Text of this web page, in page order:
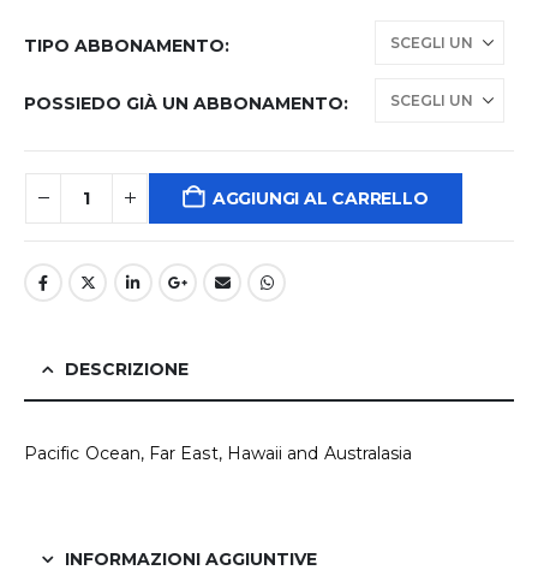
2.890,42 €
TIPO ABBONAMENTO
POSSIEDO GIÀ UN ABBONAMENTO
AGGIUNGI AL CARRELLO
DESCRIZIONE
Pacific Ocean, Far East, Hawaii and Australasia
INFORMAZIONI AGGIUNTIVE